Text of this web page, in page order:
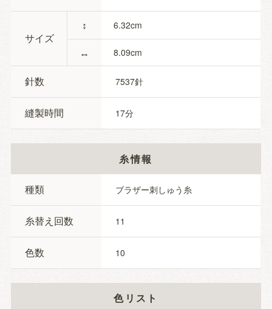
サイズ
↕
↔
6.32
8.09
針数 7537
縫製時間 17
糸情報
種類 ブラザー刺しゅう糸
糸替え回数 11
色数 10
色リスト